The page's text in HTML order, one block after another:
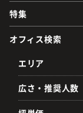
特集
オフィス検索
エリア
広さ・推奨人数